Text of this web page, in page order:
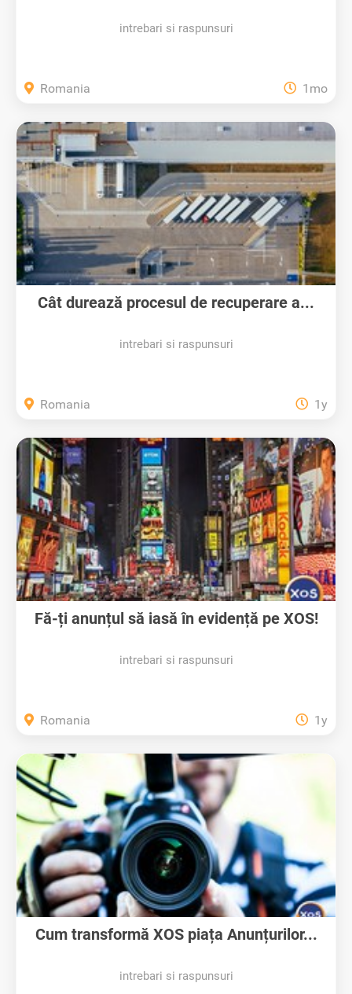
intrebari si raspunsuri
Romania 1mo
Cât durează procesul de recuperare a...
intrebari si raspunsuri
Romania 1y
Fă-ți anunțul să iasă în evidență pe XOS!
intrebari si raspunsuri
Romania 1y
Cum transformă XOS piața Anunțurilor...
intrebari si raspunsuri